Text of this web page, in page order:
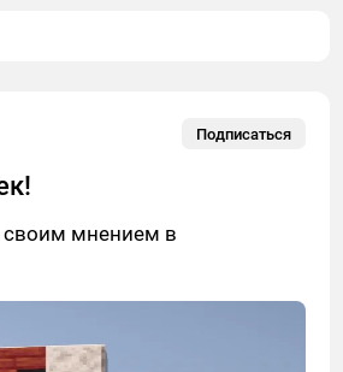
Подписаться
своим мнением в